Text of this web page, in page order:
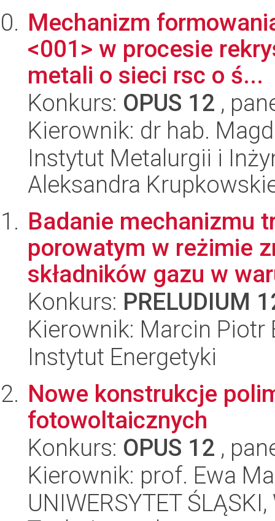
Mechanizm
<001> w procesie
metali o sieci rsc o ś...
Konkurs: OPUS 12 ,
Kierownik: dr hab.
Instytut Metalurgii i
Aleksandra
Badanie mechanizmu
porowatym w reżimie
składników gazu w
Konkurs: PRELUDIUM
Kierownik: Marcin Piotr
Instytut Energetyki
Nowe konstrukcje
fotowoltaicznych
Konkurs: OPUS 12 ,
Kierownik: prof. Ewa
UNIWERSYTET